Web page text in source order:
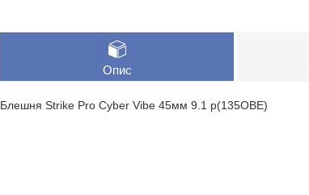
Опис
Блешня Strike Pro Cyber Vibe 45мм 9.1 р(135ОВЕ)